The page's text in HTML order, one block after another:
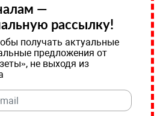
—
рассылку!
получать актуальные
предложения от
не выходя из